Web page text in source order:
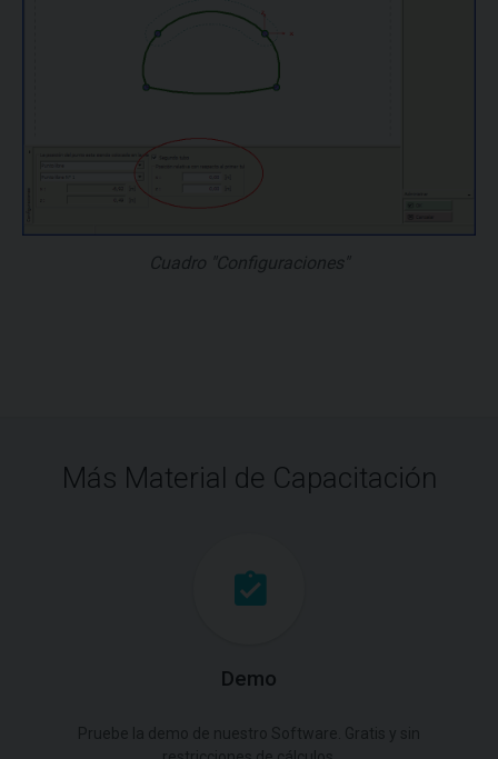
Cuadro "Configuraciones"
Más Material de Capacitación
Demo